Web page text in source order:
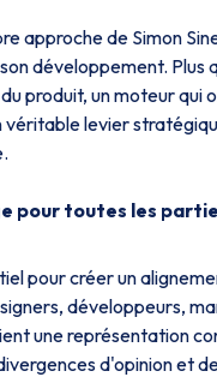
approche de Simon
développement. Plus
produit, un moteur
véritable levier
pour toutes les
pour créer un
développeurs,
une représentation
d'opinion et